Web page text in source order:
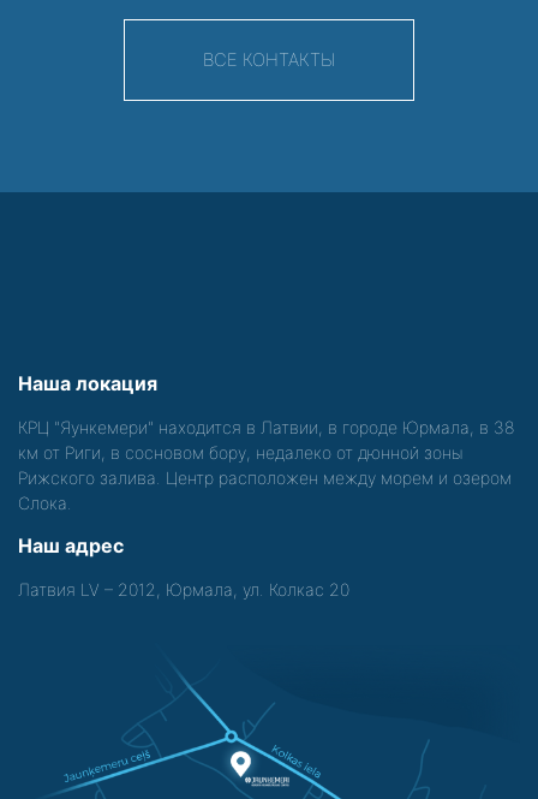
ВСЕ КОНТАКТЫ
Наша локация
КРЦ "Яункемери" находится в Латвии, в городе Юрмала, в 38
км от Риги, в сосновом бору, недалеко от дюнной зоны
Рижского залива. Центр расположен между морем и озером
Слока.
Наш адрес
Латвия LV – 2012, Юрмала, ул. Колкас 20